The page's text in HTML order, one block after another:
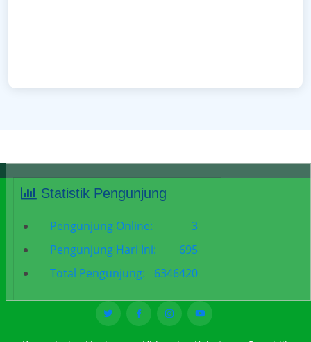
Statistik Pengunjung
Pengunjung Online:
3
Pengunjung Hari Ini:
695
Total Pengunjung:
6346420